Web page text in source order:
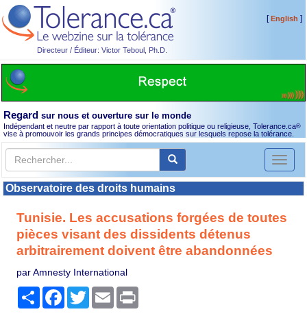
Directeur / Éditeur: Victor Teboul, Ph.D.
[English ]
Regard sur nous et ouverture sur le monde
Indépendant et neutre par rapport à toute orientation politique ou religieuse, Tolerance.ca®
vise à promouvoir les grands principes démocratiques sur lesquels repose la tolérance.
Toggle
Observatoire des droits humains
Tunisie. Les accusations forgées de toutes
pièces visant des dissidents détenus
arbitrairement doivent être abandonnées
par Amnesty International
PartagerFacebook
TwitterEmail